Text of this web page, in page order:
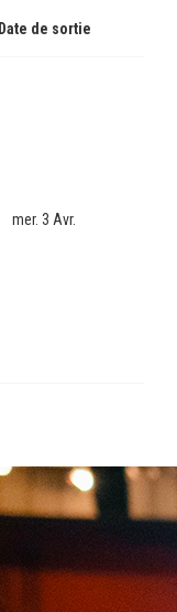
Date de sortie
mer. 3 Avr.